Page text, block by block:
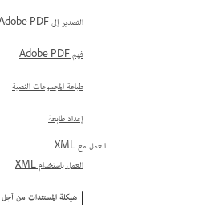
التصدير إلى Adobe PDF
فهم Adobe PDF
طباعة المجموعات النصية
إعداد طابعة
العمل مع XML
العمل باستخدام XML
هيكلة المستندات من أجل XML